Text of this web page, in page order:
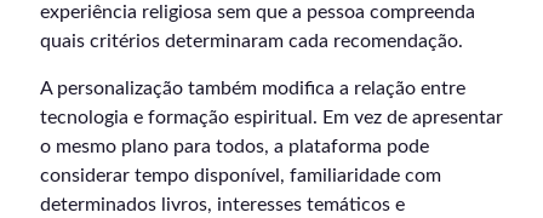
experiência religiosa sem que a pessoa compreenda
quais critérios determinaram cada recomendação.
A personalização também modifica a relação entre
tecnologia e formação espiritual. Em vez de apresentar
o mesmo plano para todos, a plataforma pode
considerar tempo disponível, familiaridade com
determinados livros, interesses temáticos e